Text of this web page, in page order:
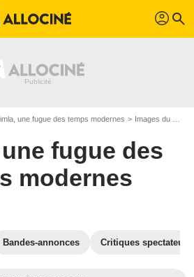
profil search
une fugue des temps modernes Images du documentaire Shimla, une fugue des temps modernes
fugue des
modernes
Bandes-annonces Critiques spectateurs